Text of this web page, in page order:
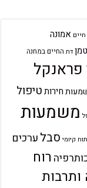
אמונה
דת החיים במחנה
פראנקל
חירותטיפול
משמעות
קיומי סבלערכים
רוח
ותרבות